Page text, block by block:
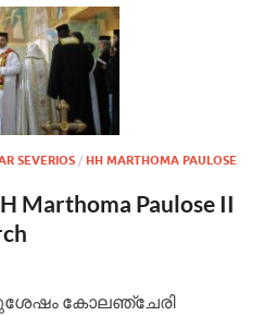
SEVERIOS / HH MARTHOMA PAULOSE
Marthoma Paulose II
കോലഞ്ചേരി